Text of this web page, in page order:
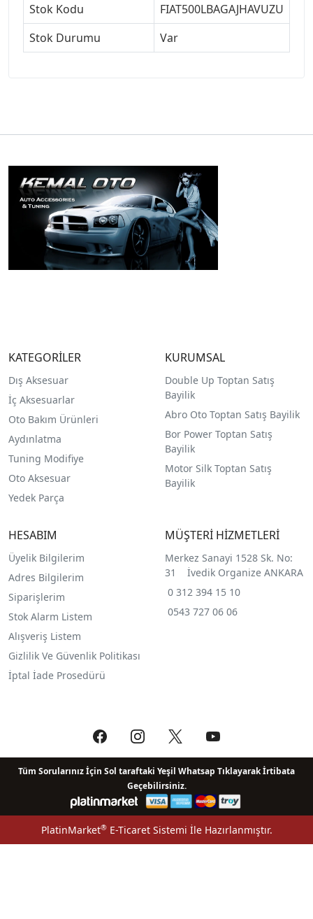
Stok Kodu
FIAT500LBAGAJHAVUZU
Stok Durumu
Var
KATEGORİLER
Dış Aksesuar
İç Aksesuarlar
Oto Bakım Ürünleri
Aydınlatma
Tuning Modifiye
Oto Aksesuar
Yedek Parça
KURUMSAL
Double Up Toptan Satış
Bayilik
Abro Oto Toptan Satış Bayilik
Bor Power Toptan Satış
Bayilik
Motor Silk Toptan Satış
Bayilik
HESABIM
Üyelik Bilgilerim
Adres Bilgilerim
Siparişlerim
Stok Alarm Listem
Alışveriş Listem
Gizlilik Ve Güvenlik Politikası
İptal İade Prosedürü
MÜŞTERİ HİZMETLERİ
Merkez Sanayi 1528 Sk. No:
31 İvedik Organize ANKARA
0 312 394 15 10
0543 727 06 06
Tüm Sorularınız İçin Sol taraftaki Yeşil Whatsap Tıklayarak İrtibata
Geçebilirsiniz.
PlatinMarket®E-Ticaret Sistemi İle Hazırlanmıştır.